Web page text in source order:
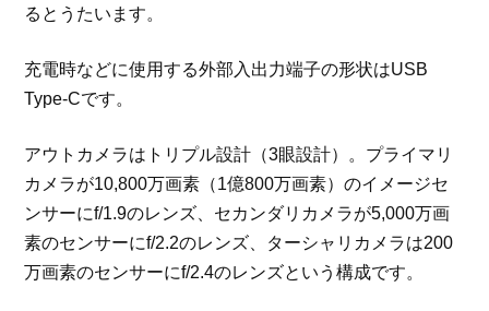
るとうたいます。
充電時などに使用する外部入出力端子の形状はUSB
Type-Cです。
アウトカメラはトリプル設計（3眼設計）。プライマリ
カメラが10,800万画素（1億800万画素）のイメージセ
ンサーにf/1.9のレンズ、セカンダリカメラが5,000万画
素のセンサーにf/2.2のレンズ、ターシャリカメラは200
万画素のセンサーにf/2.4のレンズという構成です。